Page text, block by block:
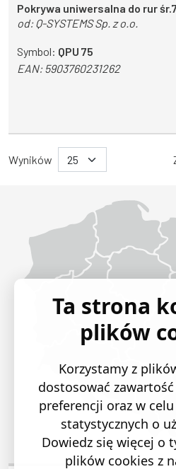
Pokrywa uniwersalna do rur
od:Q-SYSTEMS Sp. z o.o.
Symbol: QPU 75
EAN:5903760231262
Wyników
Ta strona
plików
Korzystamy z
dostosować
preferencji oraz w
statystycznych o
Dowiedz się więcej o
plików cookies z